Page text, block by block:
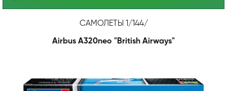
САМОЛЕТЫ 1/144/
Airbus A320neo "British Airways"